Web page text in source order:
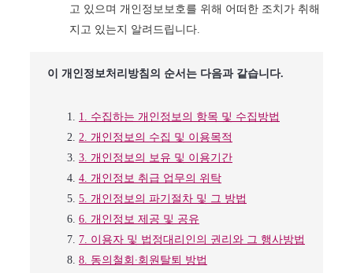
고 있으며 개인정보보호를 위해 어떠한 조치가 취해
지고 있는지 알려드립니다.
이 개인정보처리방침의 순서는 다음과 같습니다.
1. 수집하는 개인정보의 항목 및 수집방법
2. 개인정보의 수집 및 이용목적
3. 개인정보의 보유 및 이용기간
4. 개인정보 취급 업무의 위탁
5. 개인정보의 파기절차 및 그 방법
6. 개인정보 제공 및 공유
7. 이용자 및 법정대리인의 권리와 그 행사방법
8. 동의철회∙회원탈퇴 방법